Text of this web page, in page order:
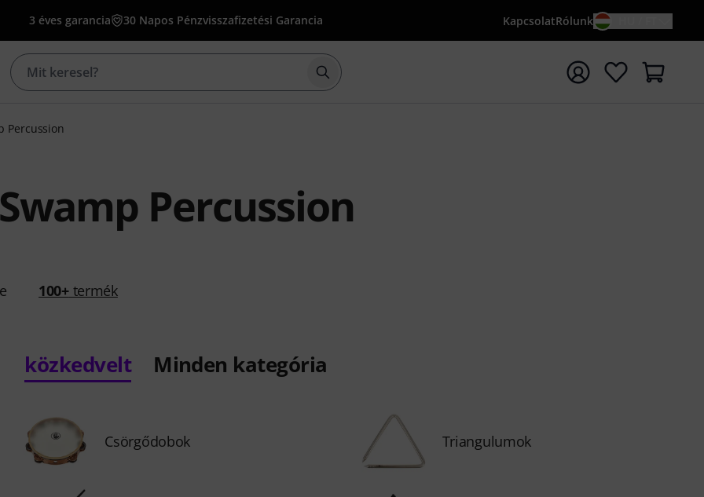
3 éves garancia 30 Napos Pénzvisszafizetési Garancia KapcsolatRólunk
Keresés indítása {searchTerm} keresőszóval
Percussion
Percussion
100+termék
közkedvelt Minden kategória
Csörgődobok Triangulumok